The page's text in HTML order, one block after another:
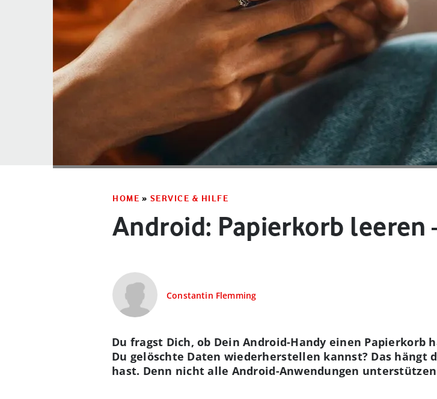
HOME » SERVICE & HILFE
Android: Papierkorb leeren
Constantin Flemming
Du fragst Dich, ob Dein Android-Handy einen Papierkorb
Du gelöschte Daten wiederherstellen kannst? Das
hast. Denn nicht alle Android-Anwendungen